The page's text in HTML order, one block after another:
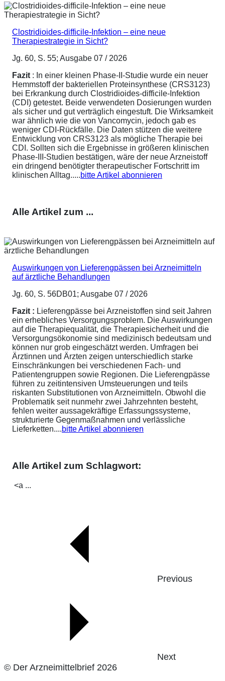
Clostridioides-difficile-Infektion – eine neue
Therapiestrategie in Sicht?
Jg. 60, S. 55; Ausgabe 07 / 2026
Fazit : In einer kleinen Phase-II-Studie wurde ein neuer
Hemmstoff der bakteriellen Proteinsynthese (CRS3123)
bei Erkrankung durch Clostridioides-difficile-Infektion
(CDI) getestet. Beide verwendeten Dosierungen wurden
als sicher und gut verträglich eingestuft. Die Wirksamkeit
war ähnlich wie die von Vancomycin, jedoch gab es
weniger CDI-Rückfälle. Die Daten stützen die weitere
Entwicklung von CRS3123 als mögliche Therapie bei
CDI. Sollten sich die Ergebnisse in größeren klinischen
Phase-III-Studien bestätigen, wäre der neue Arzneistoff
ein dringend benötigter therapeutischer Fortschritt im
klinischen Alltag.....bitte Artikel abonnieren
Alle Artikel zum ...
Auswirkungen von Lieferengpässen bei Arzneimitteln
auf ärztliche Behandlungen
Jg. 60, S. 56DB01; Ausgabe 07 / 2026
Fazit : Lieferengpässe bei Arzneistoffen sind seit Jahren
ein erhebliches Versorgungsproblem. Die Auswirkungen
auf die Therapiequalität, die Therapiesicherheit und die
Versorgungsökonomie sind medizinisch bedeutsam und
können nur grob eingeschätzt werden. Umfragen bei
Ärztinnen und Ärzten zeigen unterschiedlich starke
Einschränkungen bei verschiedenen Fach- und
Patientengruppen sowie Regionen. Die Lieferengpässe
führen zu zeitintensiven Umsteuerungen und teils
riskanten Substitutionen von Arzneimitteln. Obwohl die
Problematik seit nunmehr zwei Jahrzehnten besteht,
fehlen weiter aussagekräftige Erfassungssysteme,
strukturierte Gegenmaßnahmen und verlässliche
Lieferketten....bitte Artikel abonnieren
Alle Artikel zum Schlagwort:
<a ...
Previous
Next
© Der Arzneimittelbrief 2026